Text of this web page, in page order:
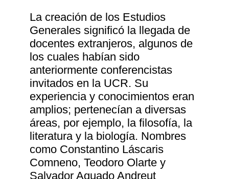
La creación de los Estudios
Generales significó la llegada de
docentes extranjeros, algunos de
los cuales habían sido
anteriormente conferencistas
invitados en la UCR. Su
experiencia y conocimientos eran
amplios; pertenecían a diversas
áreas, por ejemplo, la filosofía, la
literatura y la biología. Nombres
como Constantino Láscaris
Comneno, Teodoro Olarte y
Salvador Aguado Andreut